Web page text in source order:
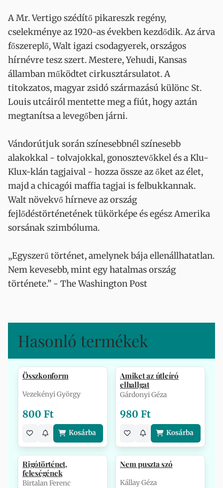
A Mr. Vertigo szédítő pikareszk regény,
cselekménye az 1920-as években kezdődik. Az árva
főszereplő, Walt igazi csodagyerek, országos
hírnévre tesz szert. Mestere, Yehudi, Kansas
államban működtet cirkusztársulatot. A
titokzatos, magyar zsidó származású különc St.
Louis utcáiról mentette meg a fiút, hogy aztán
megtanítsa a levegőben járni.
Vándorútjuk során színesebbnél színesebb
alakokkal - tolvajokkal, gonosztevőkkel és a Klu-
Klux-klán tagjaival - hozza össze az őket az élet,
majd a chicagói maffia tagjai is felbukkannak.
Walt növekvő hírneve az ország
fejlődéstörténetének tükörképe és egész Amerika
sorsának szimbóluma.
„Egyszerű történet, amelynek bája ellenállhatatlan.
Nem kevesebb, mint egy hatalmas ország
története.” - The Washington Post
Hasonló termékek
Összkonform
Vezekényi György
800 Ft
Kosárba
Amiket az útleíró
elhallgat
Gárdonyi Géza
980 Ft
Kosárba
Rigótörténet,
feleségének
Birtalan Ferenc
Nem puszta szó
Kállay Géza